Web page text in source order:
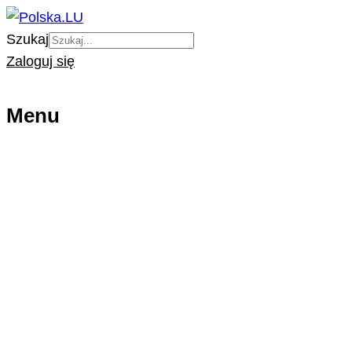
Szukaj
Zaloguj się
Menu